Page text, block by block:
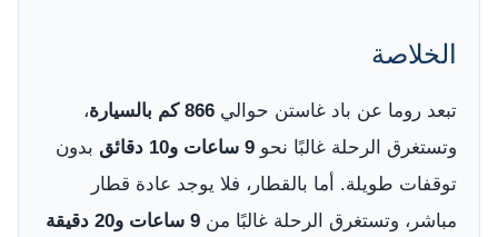
الخلاصة
تبعد روما عن باد غاستن حوالي 866 كم بالسيارة
،
وتستغرق الرحلة غالبًا نحو 9 ساعات و10 دقائق
بدون
توقفات طويلة. أما بالقطار، فلا يوجد عادة قطار
مباشر، وتستغرق الرحلة غالبًا من
9 ساعات و20 دقيقة